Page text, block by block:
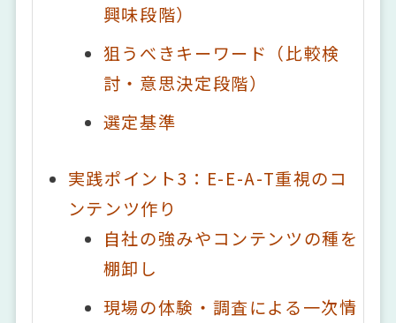
興味段階）
狙うべきキーワード（比較検
討・意思決定段階）
選定基準
実践ポイント3：E-E-A-T重視のコ
ンテンツ作り
自社の強みやコンテンツの種を
棚卸し
現場の体験・調査による一次情